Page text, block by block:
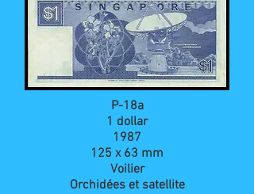
P-18a
1 dollar
1987
125 x 63 mm
Voilier
Orchidées et satellite